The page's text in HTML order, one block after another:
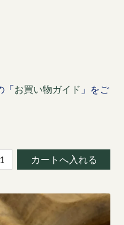
「お買い物ガイド 」をご